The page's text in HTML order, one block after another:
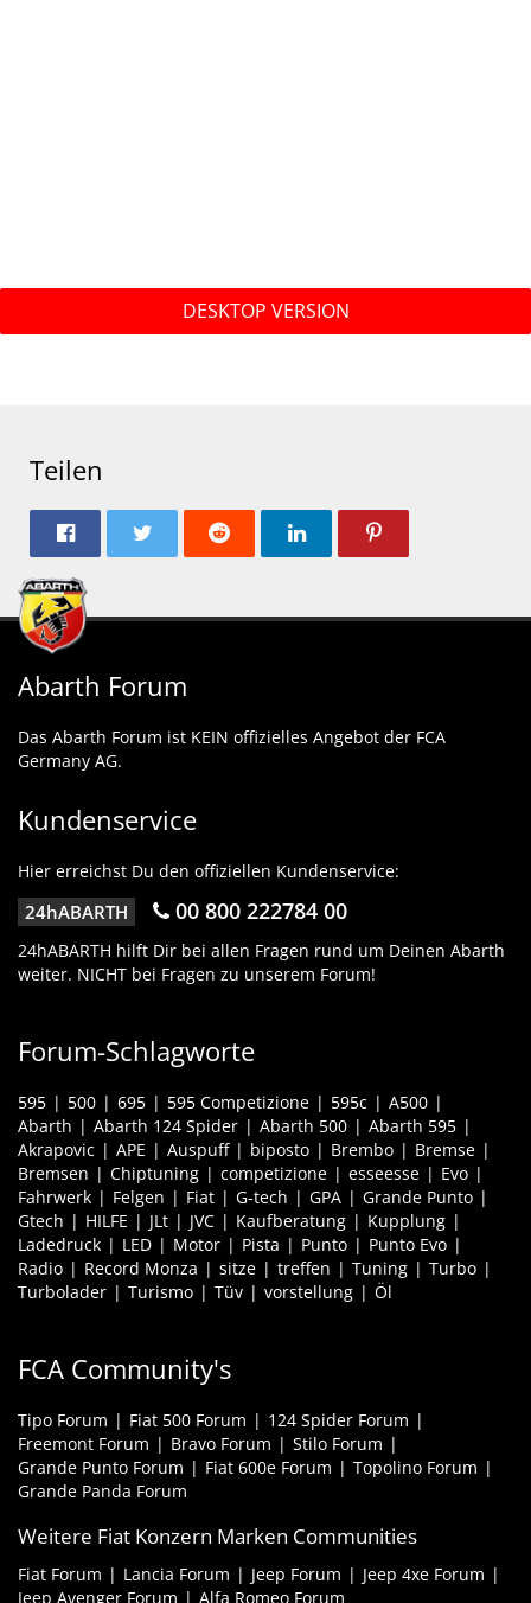
DESKTOP VERSION
Teilen
Abarth Forum
Das Abarth Forum ist KEIN offizielles Angebot der FCA
Germany AG.
Kundenservice
Hier erreichst Du den offiziellen Kundenservice:
24hABARTH 00 800 222784 00
24hABARTH hilft Dir bei allen Fragen rund um Deinen Abarth
weiter. NICHT bei Fragen zu unserem Forum!
Forum-Schlagworte
595 500 695 595 Competizione 595c
A500
Abarth
Abarth 124 Spider Abarth 500
Abarth 595
Akrapovic
APE Auspuff biposto Brembo
Bremse
Bremsen
Chiptuning competizione esseesse
Evo
Fahrwerk
Felgen Fiat G-tech GPA
Grande Punto
Gtech
HILFE JLt JVC Kaufberatung
Kupplung
Ladedruck
LED Motor Pista Punto
Punto Evo
Radio
Record Monza sitze treffen Tuning
Turbo
Turbolader
Turismo Tüv vorstellung Öl
FCA Community's
Tipo Forum Fiat 500 Forum
124 Spider Forum
Freemont Forum
Bravo Forum
Stilo Forum
Grande Punto Forum
Fiat 600e Forum
Topolino Forum
Grande Panda Forum
Weitere Fiat Konzern Marken Communities
Fiat Forum Lancia Forum Jeep Forum
Jeep 4xe Forum
Jeep Avenger Forum
Alfa Romeo Forum